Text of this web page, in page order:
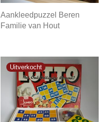
Aankleedpuzzel Beren
Familie van Hout